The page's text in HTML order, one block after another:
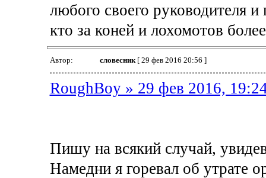
любого своего руководителя
кто за коней и лохомотов
Автор: словесник[ 29 фев 2016 20:56 ]
RoughBoy » 29 фев 2016,
Пишу на всякий случай,
Намедни я горевал об утрате